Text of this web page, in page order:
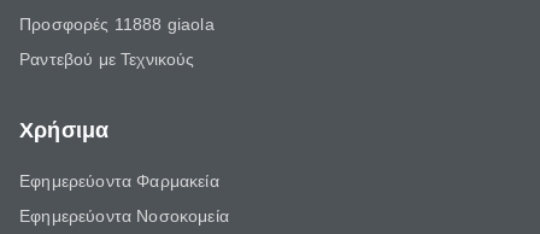
Προσφορές 11888 giaola
Ραντεβού με Τεχνικούς
Χρήσιμα
Εφημερεύοντα Φαρμακεία
Εφημερεύοντα Νοσοκομεία